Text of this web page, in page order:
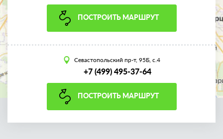
ПОСТРОИТЬ МАРШРУТ
Севастопольский пр-т, 95Б, с.4
+7 (499) 495-37-64
ПОСТРОИТЬ МАРШРУТ